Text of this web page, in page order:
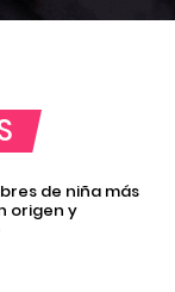
de niña más
origen y